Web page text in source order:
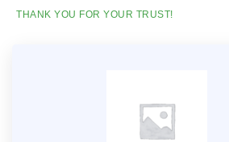
THANK YOU FOR YOUR TRUST!